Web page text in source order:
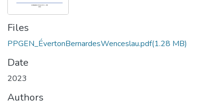
Files
PPGEN_ÉvertonBernardesWenceslau.pdf(1.28 MB)
Date
2023
Authors